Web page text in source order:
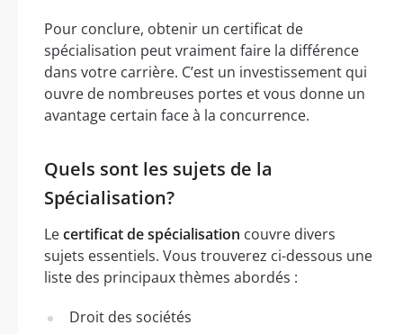
Pour conclure, obtenir un certificat de
spécialisation peut vraiment faire la différence
dans votre carrière. C’est un investissement qui
ouvre de nombreuses portes et vous donne un
avantage certain face à la concurrence.
Quels sont les sujets de la
Spécialisation?
Lecertificat de spécialisation couvre divers
sujets essentiels. Vous trouverez ci-dessous une
liste des principaux thèmes abordés :
Droit des sociétés